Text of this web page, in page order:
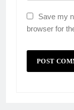
Save my
browser for